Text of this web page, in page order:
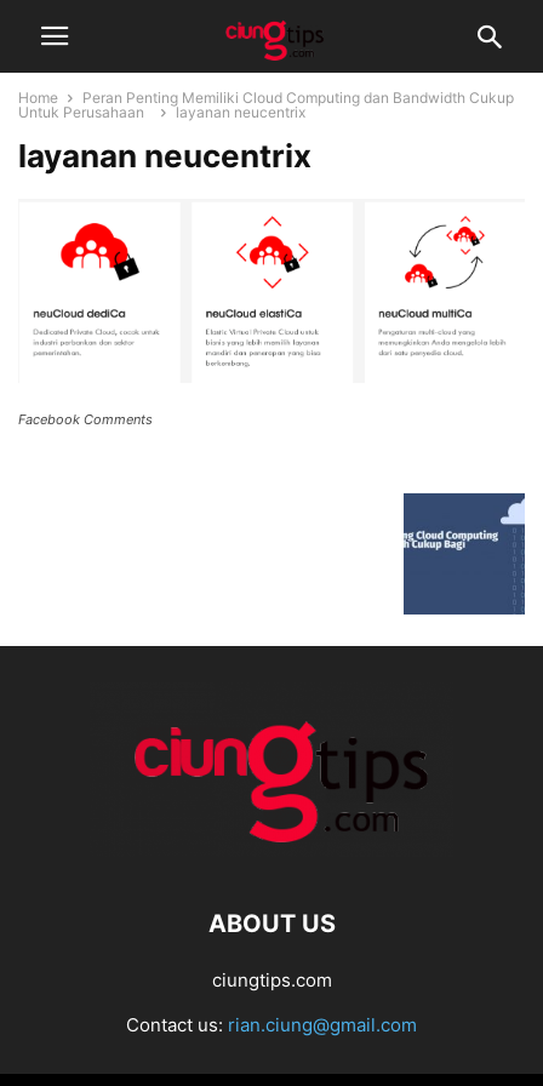
Home
Peran Penting Memiliki Cloud Computing dan Bandwidth Cukup
Untuk Perusahaan
layanan neucentrix
layanan neucentrix
Facebook Comments
ABOUT US
ciungtips.com
Contact us: rian.ciung@gmail.com